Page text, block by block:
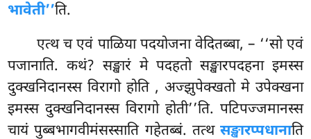
भावेती’’ति.
एत्थ च एवं पाळिया पदयोजना वेदितब्बा, – ‘‘सो एवं
पजानाति. कथं? सङ्खारं मे पदहतो सङ्खारपदहना इमस्स
दुक्खनिदानस्स विरागो होति , अज्झुपेक्खतो मे उपेक्खना
इमस्स दुक्खनिदानस्स विरागो होती’’ति. पटिपज्जमानस्स
चायं पुब्बभागवीमंसस्साति गहेतब्बं. तत्थ सङ्खारप्पधानाति